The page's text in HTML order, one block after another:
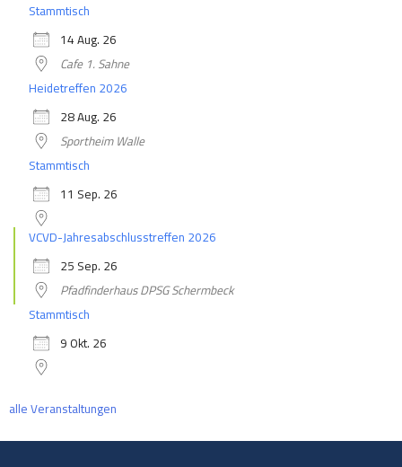
Stammtisch
14 Aug. 26
Cafe 1. Sahne
Heidetreffen 2026
28 Aug. 26
Sportheim Walle
Stammtisch
11 Sep. 26
VCVD-Jahresabschlusstreffen 2026
25 Sep. 26
Pfadfinderhaus DPSG Schermbeck
Stammtisch
9 Okt. 26
alle Veranstaltungen